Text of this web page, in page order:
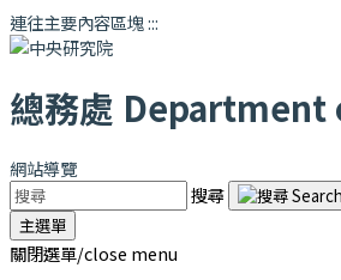
連往主要內容區塊:::
總務處 Department
網站導覽
搜尋
主選單
關閉選單/close menu